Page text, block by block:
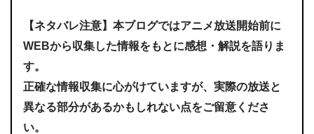
【ネタバレ注意】本ブログではアニメ放送開始前に
WEBから収集した情報をもとに感想・解説を語りま
す。
正確な情報収集に心がけていますが、実際の放送と
異なる部分があるかもしれない点をご留意くださ
い。